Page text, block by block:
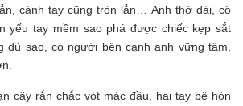
cánh tay cũng tròn lẳn… Anh thở dài, cô
yếu tay mềm sao phá được chiếc kẹp sắt
dù sao, có người bên cạnh anh vững tâm,
cây rắn chắc vót mác đầu, hai tay bê hòn